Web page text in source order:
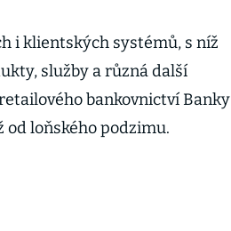
i klientských systémů, s níž
služby a různá další
bankovnictví Banky
loňského podzimu.